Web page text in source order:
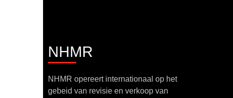
NHMR
NHMR opereert internationaal op het
gebeid van revisie en verkoop van